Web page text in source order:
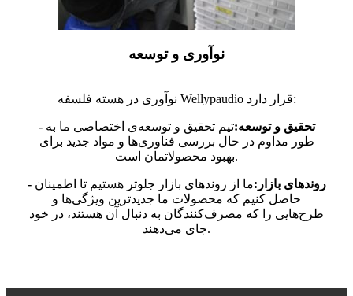
نوآوری و توسعه
نوآوری در هسته فلسفه Wellypaudio قرار دارد:
- تحقیق و توسعه:تیم تحقیق و توسعه‌ی اختصاصی ما به
طور مداوم در حال بررسی فناوری‌ها و مواد جدید برای
بهبود محصولاتمان است.
- روندهای بازار:ما از روندهای بازار جلوتر هستیم تا اطمینان
حاصل کنیم که محصولات ما جدیدترین ویژگی‌ها و
طرح‌هایی را که مصرف‌کنندگان به دنبال آن هستند، در خود
جای می‌دهند.